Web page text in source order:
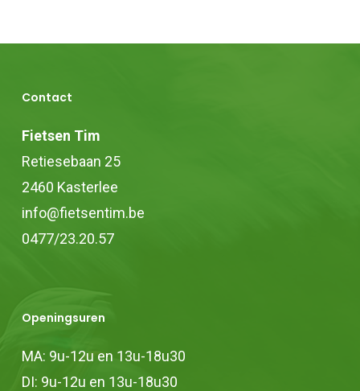
op
de
productpagina
Contact
Fietsen Tim
Retiesebaan 25
2460 Kasterlee
info@fietsentim.be
0477/23.20.57
Openingsuren
MA: 9u-12u en 13u-18u30
DI: 9u-12u en 13u-18u30